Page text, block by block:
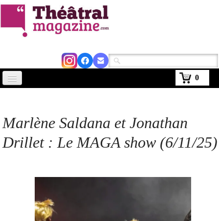
0
Abonnement▼
Marlène Saldana et Jonathan
Drillet : Le MAGA show (6/11/25)